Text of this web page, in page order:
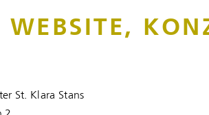
WEBSITE,
St. Klara Stans